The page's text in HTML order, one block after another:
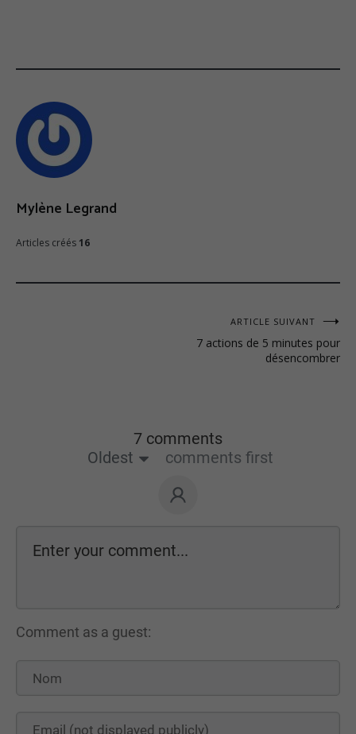
Mylène Legrand
Articles créés 16
ARTICLE SUIVANT
7 actions de 5 minutes pour
désencombrer
7 comments
Oldest
comments first
Comment as a guest: